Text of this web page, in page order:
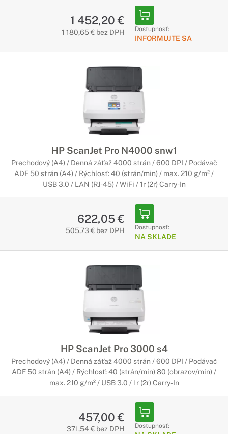
1 452,20 €
1 180,65 € bez DPH Dostupnosť:
INFORMUJTE SA
HP ScanJet Pro N4000 snw1
Prechodový (A4) / Denná záťaž 4000 strán / 600 DPI / Podávač
ADF 50 strán (A4) / Rýchlosť: 40 (strán/min) / max. 210 g/m² /
USB 3.0 / LAN (RJ-45) / WiFi / 1r (2r) Carry-In
622,05 €
505,73 € bez DPH Dostupnosť:
NA SKLADE
HP ScanJet Pro 3000 s4
Prechodový (A4) / Denná záťaž 4000 strán / 600 DPI / Podávač
ADF 50 strán (A4) / Rýchlosť: 40 (strán/min) 80 (obrazov/min) /
max. 210 g/m² / USB 3.0 / 1r (2r) Carry-In
457,00 €
371,54 € bez DPH Dostupnosť: